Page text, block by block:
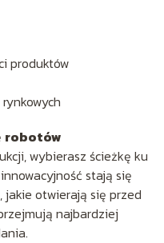
produktów
robotów
wybierasz ścieżkę ku
stają się
jakie otwierają się przed
najbardziej